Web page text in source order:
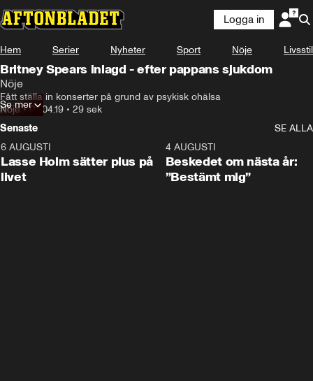
Logga in
Hem Serier Nyheter Sport Nöje Livsstil
Britney Spears inlagd - efter pappans sjukdom
Nöje
Fått ställa in konserter på grund av psykisk ohälsa
Nöje•03.04.19 • 29 sek
Se mer
Senaste
SE ALLA
6 AUGUSTI
Lasse Holm sätter plus på
livet
4 AUGUSTI
Beskedet om nästa år:
”Bestämt mig”